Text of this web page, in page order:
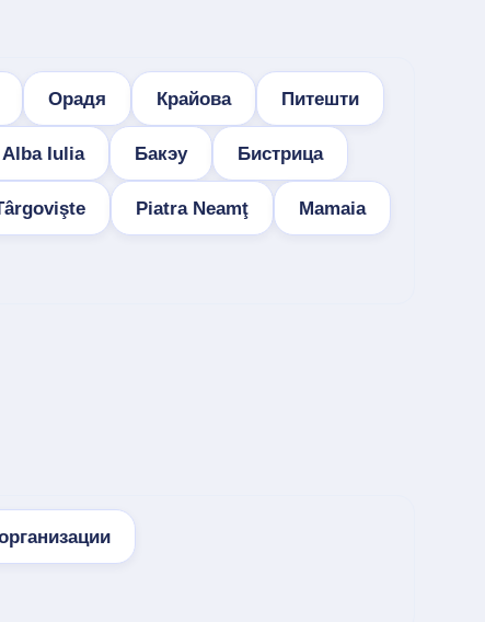
Орадя Крайова Питешти
Alba Iulia Бакэу Бистрица
Piatra Neamţ Mamaia